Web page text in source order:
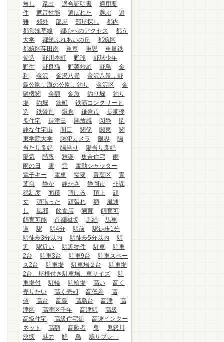
無し
遠出 適合証明書
適用要
件
遮音性能 選ばれた 選ぶ
避
難
郊外 部屋 部屋探し
都内
都営浅草線
都心へのアクセス
都立
大学
都筑ふれあいの丘
都筑区
都筑区荏田南
重厚 重説
重量鉄
骨造
野川本町 野球
野球少年
野生
野良猫 野菜炒め 野鳥
金
利
金沢 金沢八景
金沢八景，野
島公園，海の公園，釣り
金沢区
金
融機関
金額 金魚 釣り堀
釣り
場
釣堀 鉄町
鉄筋コンクリート
造
鉄骨造 鎌倉 鎌倉市
長期優
良住宅
長津田 開放感 閑静
閑
静な住宅街
間口 関係 関東
関
東学院大学
防犯カメラ 限界
陽
当たり良好
陽当り
陽当り良好
陽気
階段 雅楽 集合住宅
雨
雨の日
雪 雲
電動シャッター
電子キー
電車 需要 青葉区
青
葉台
静か 静かさ 静岡市
非課
税制度
面積 頂ける 頂上
頑
丈
頑張った 頑張れ 額
風通
し
風邪 飲食店 飼育
飼育可
飼育可能
首都圏版 馬絹
馬車
道
駅 駅4分 駅前
駅徒歩1分
駅徒歩3分以内
駅徒歩5分以内
駅
近
駅近い 駅近物件 駐車
駐車
2台
駐車3台 駐車9台
駐車スペー
ス2台
駐車場 駐車場２台
駐車場
2台、屋根付き駐車場、車サイズ
駐
車場付
駐輪 駐輪場 高い
高く
売りたい
高く売却 高低差
高
値
高台 高島 高島台 高津
高
津区
高津区千年 高津駅
高級
高級住宅
高級住宅街
高速インター
ネット
高額 高齢者 鬼
鬼怒川
決壊
魅力 鯉 鳥
鳩サブレ―